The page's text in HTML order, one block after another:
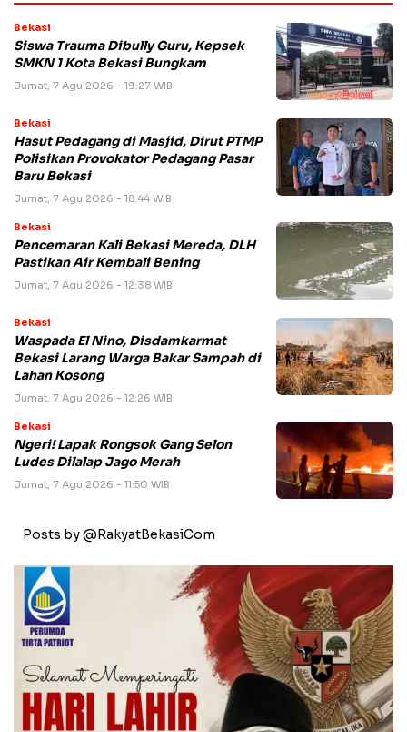
Bekasi
Siswa Trauma Dibully Guru, Kepsek
SMKN 1 Kota Bekasi Bungkam
Jumat, 7 Agu 2026 - 19:27 WIB
Bekasi
Hasut Pedagang di Masjid, Dirut PTMP
Polisikan Provokator Pedagang Pasar
Baru Bekasi
Jumat, 7 Agu 2026 - 18:44 WIB
Bekasi
Pencemaran Kali Bekasi Mereda, DLH
Pastikan Air Kembali Bening
Jumat, 7 Agu 2026 - 12:38 WIB
Bekasi
Waspada El Nino, Disdamkarmat
Bekasi Larang Warga Bakar Sampah di
Lahan Kosong
Jumat, 7 Agu 2026 - 12:26 WIB
Bekasi
Ngeri! Lapak Rongsok Gang Selon
Ludes Dilalap Jago Merah
Jumat, 7 Agu 2026 - 11:50 WIB
Posts by @RakyatBekasiCom